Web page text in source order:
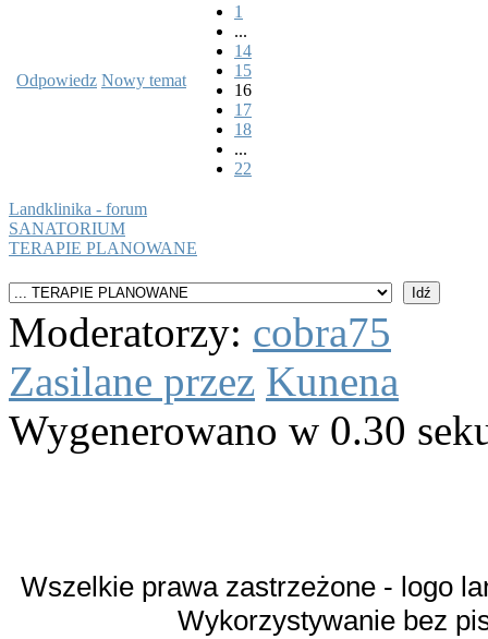
Odpowiedz Nowy temat
1
...
14
15
16
17
18
...
22
Landklinika - forum
SANATORIUM
TERAPIE PLANOWANE
Moderatorzy: cobra75
Zasilane przez Kunena
Wygenerowano w 0.30
Wszelkie prawa zastrzeżone - logo
Wykorzystywanie bez